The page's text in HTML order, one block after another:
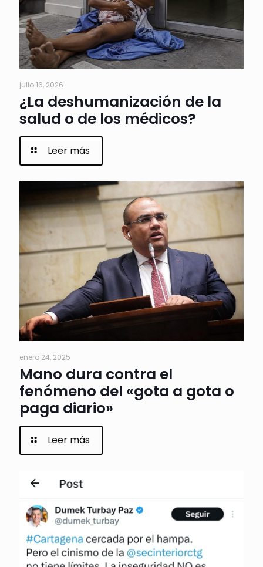
julio 16, 2026
¿La deshumanización de la
salud o de los médicos?
Leer más
enero 24, 2025
Mano dura contra el
fenómeno del «gota a gota o
paga diario»
Leer más